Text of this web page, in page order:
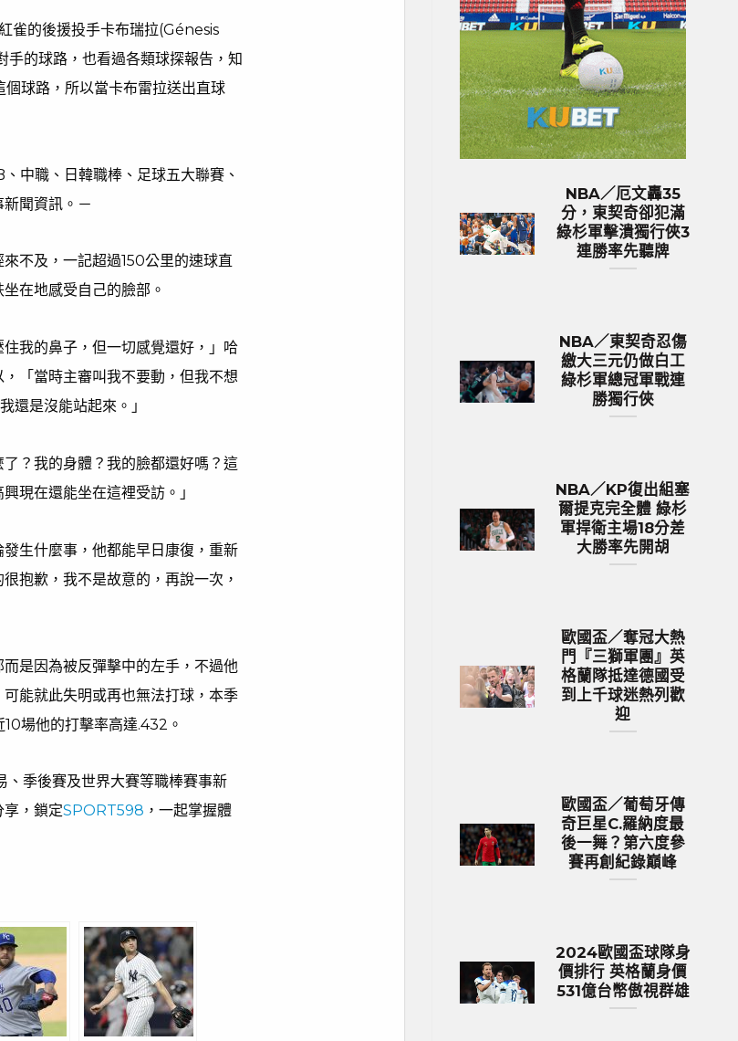
雀的後援投手卡布瑞拉(Génesis
的球路，也看過各類球探報告，知
球路，所以當卡布雷拉送出直球
中職、日韓職棒、足球五大聯賽、
聞資訊。－
不及，一記超過150公里的速球直
在地感受自己的臉部。
住我的鼻子，但一切感覺還好，」哈
「當時主審叫我不要動，但我不想
還是沒能站起來。」
？我的身體？我的臉都還好嗎？這
現在還能坐在這裡受訪。」
生什麼事，他都能早日康復，重新
抱歉，我不是故意的，再說一次，
是因為被反彈擊中的左手，不過他
能就此失明或再也無法打球，本季
場他的打擊率高達.432。
季後賽及世界大賽等職棒賽事新
享，鎖定SPORT598 ，一起掌握體
NBA／厄文轟35
分，東契奇卻犯滿
綠杉軍擊潰獨行俠3
連勝率先聽牌
NBA／東契奇忍傷
繳大三元仍做白工
綠杉軍總冠軍戰連
勝獨行俠
NBA／KP復出組塞
爾提克完全體 綠杉
軍捍衛主場18分差
大勝率先開胡
歐國盃／奪冠大熱
門『三獅軍團』英
格蘭隊抵達德國受
到上千球迷熱列歡
迎
歐國盃／葡萄牙傳
奇巨星C.羅納度最
後一舞？第六度參
賽再創紀錄巔峰
2024歐國盃球隊身
價排行 英格蘭身價
531億台幣傲視群雄